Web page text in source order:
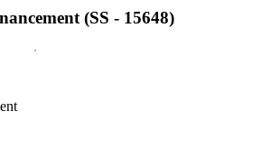
(SS - 15648)